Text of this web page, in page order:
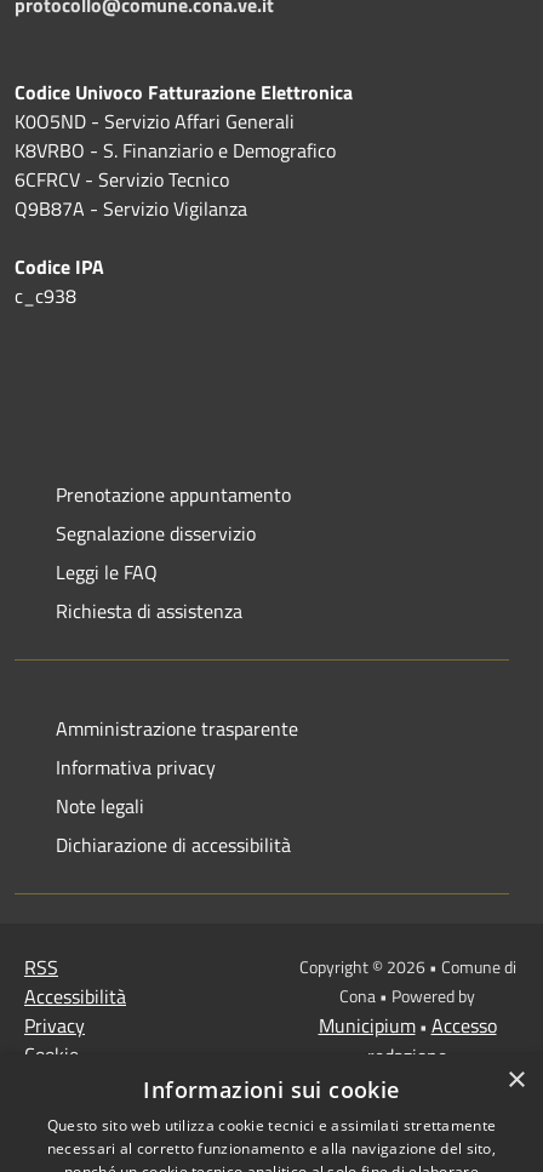
Codice Univoco Fatturazione Elettronica
K0O5ND - Servizio Affari Generali
K8VRBO - S. Finanziario e Demografico
6CFRCV - Servizio Tecnico
Q9B87A - Servizio Vigilanza
Codice IPA
c_c938
Prenotazione appuntamento
Segnalazione disservizio
Leggi le FAQ
Richiesta di assistenza
Amministrazione trasparente
Informativa privacy
Note legali
Dichiarazione di accessibilità
RSS
Accessibilità
Privacy
Cookie
MISSIONE 2 Rivoluzione
verde e transizione
Copyright © 2026 • Comune di
Cona • Powered by
Municipium• Accesso
redazione
×
Informazioni sui cookie
Questo sito web utilizza cookie tecnici e assimilati strettamente
necessari al corretto funzionamento e alla navigazione del sito,